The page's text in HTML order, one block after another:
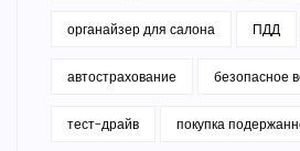
органайзер для салона ПДД
автострахование безопасное
тест-драйв покупка